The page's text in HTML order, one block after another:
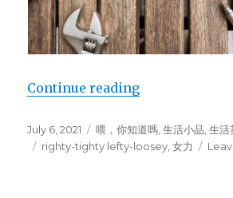
Continue reading
Posted
on
July 6, 2021 Categories
喂，你知道嗎 ,生活小品 ,生活
Tags
righty-tighty lefty-loosey ,女力